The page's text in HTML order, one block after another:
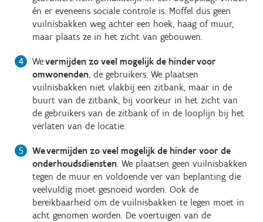
én er eveneens sociale controle is. Moffel dus geen
vuilnisbakken weg achter een hoek, haag of muur,
maar plaats ze in het zicht van gebouwen.
Wevermijden zo veel mogelijk de hinder voor
omwonenden, de gebruikers. We plaatsen
vuilnisbakken niet vlakbij een zitbank, maar in de
buurt van de zitbank, bij voorkeur in het zicht van
de gebruikers van de zitbank of in de looplijn bij het
verlaten van de locatie.
We vermijden zo veel mogelijk de hinder voor de
onderhoudsdiensten. We plaatsen geen vuilnisbakken
tegen de muur en voldoende ver van beplanting die
veelvuldig moet gesnoeid worden. Ook de
bereikbaarheid om de vuilnisbakken te legen moet in
acht genomen worden. De voertuigen van de